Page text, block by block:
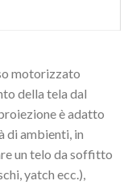
motorizzato
della tela dal
è adatto
di ambienti, in
un telo da soffitto
yatch ecc.),